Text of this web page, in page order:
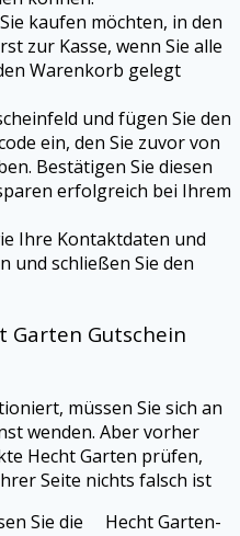
kaufen möchten, in den
zur Kasse, wenn Sie alle
Warenkorb gelegt
und fügen Sie den
ein, den Sie zuvor von
Bestätigen Sie diesen
erfolgreich bei Ihrem
Ihre Kontaktdaten und
und schließen Sie den
Garten Gutschein
müssen Sie sich an
wenden. Aber vorher
Hecht Garten prüfen,
Seite nichts falsch ist
Sie die Hecht Garten-